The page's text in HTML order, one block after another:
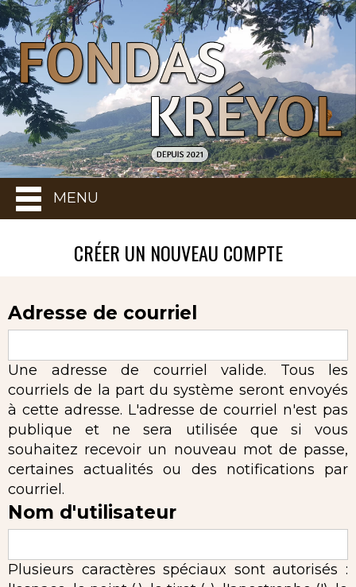
MENU
CRÉER UN NOUVEAU COMPTE
Adresse de courriel
Une adresse de courriel valide. Tous les
courriels de la part du système seront envoyés
à cette adresse. L'adresse de courriel n'est pas
publique et ne sera utilisée que si vous
souhaitez recevoir un nouveau mot de passe,
certaines actualités ou des notifications par
courriel.
Nom d'utilisateur
Plusieurs caractères spéciaux sont autorisés :